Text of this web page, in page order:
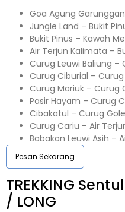
Goa Agung
Jungle Land – Bukit
Bukit Pinus – Kawah
Air Terjun Kalimata –
Curug Leuwi Baliung –
Curug Ciburial –
Curug Mariuk – Curug
Pasir Hayam – Curug
Cibakatul – Curug
Curug Cariu – Air
Babakan Leuwi Asih –
Pesan Sekarang
TREKKING Sentul
/ LONG